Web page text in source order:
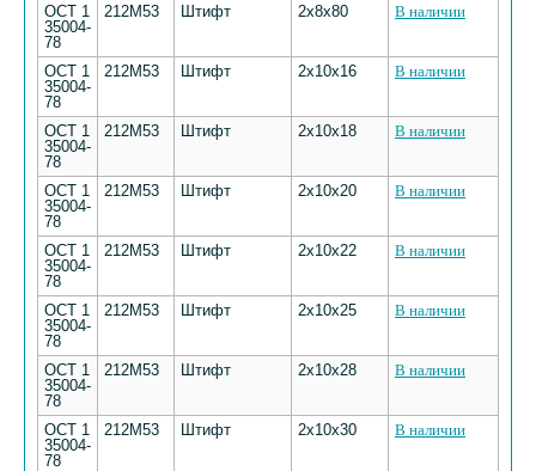
ОСТ 1
35004-
78
212М53 Штифт 2х8х80 В наличии
ОСТ 1
35004-
78
212М53 Штифт 2х10х16 В наличии
ОСТ 1
35004-
78
212М53 Штифт 2х10х18 В наличии
ОСТ 1
35004-
78
212М53 Штифт 2х10х20 В наличии
ОСТ 1
35004-
78
212М53 Штифт 2х10х22 В наличии
ОСТ 1
35004-
78
212М53 Штифт 2х10х25 В наличии
ОСТ 1
35004-
78
212М53 Штифт 2х10х28 В наличии
ОСТ 1
35004-
78
212М53 Штифт 2х10х30 В наличии